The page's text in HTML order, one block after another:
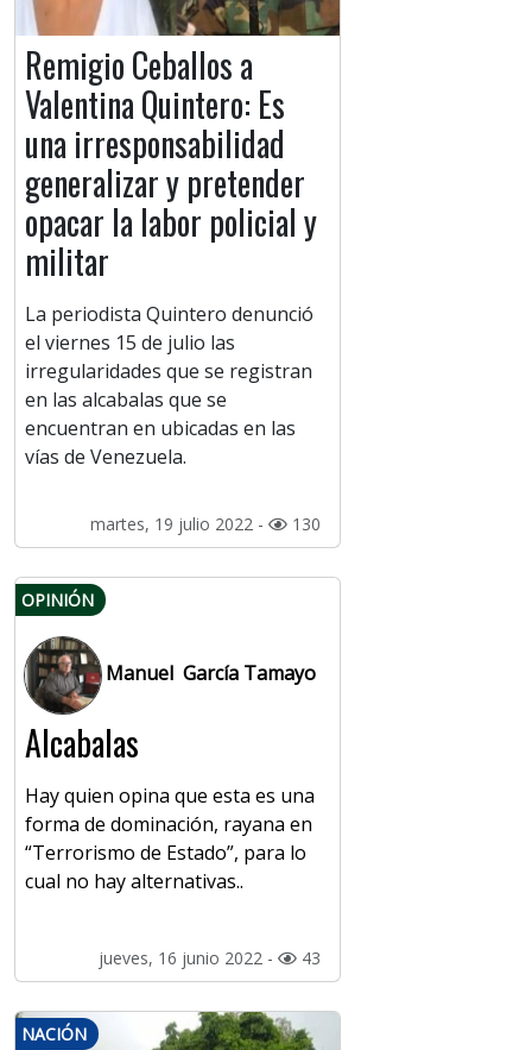
Remigio Ceballos a
Valentina Quintero: Es
una irresponsabilidad
generalizar y pretender
opacar la labor policial y
militar
La periodista Quintero denunció
el viernes 15 de julio las
irregularidades que se registran
en las alcabalas que se
encuentran en ubicadas en las
vías de Venezuela.
martes, 19 julio 2022 - 130
OPINIÓN
Manuel García Tamayo
Alcabalas
Hay quien opina que esta es una
forma de dominación, rayana en
“Terrorismo de Estado”, para lo
cual no hay alternativas..
jueves, 16 junio 2022 - 43
NACIÓN